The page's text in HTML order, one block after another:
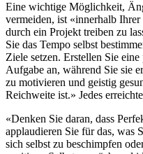
Eine wichtige Möglichkeit,
vermeiden, ist «innerhalb
durch ein Projekt treiben zu
Sie das Tempo selbst
Ziele setzen. Erstellen Sie
Aufgabe an, während Sie sie
zu motivieren und geistig
Reichweite ist.» Jedes
«Denken Sie daran, dass
applaudieren Sie für das, was
sich selbst zu beschimpfen